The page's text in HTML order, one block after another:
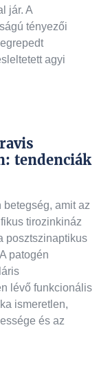
jár. A
tényezői
agyi
tendenciák
betegség, amit az
tirozinkináz
posztszinaptikus
patogén
lévő funkcionális
ismeretlen,
és az